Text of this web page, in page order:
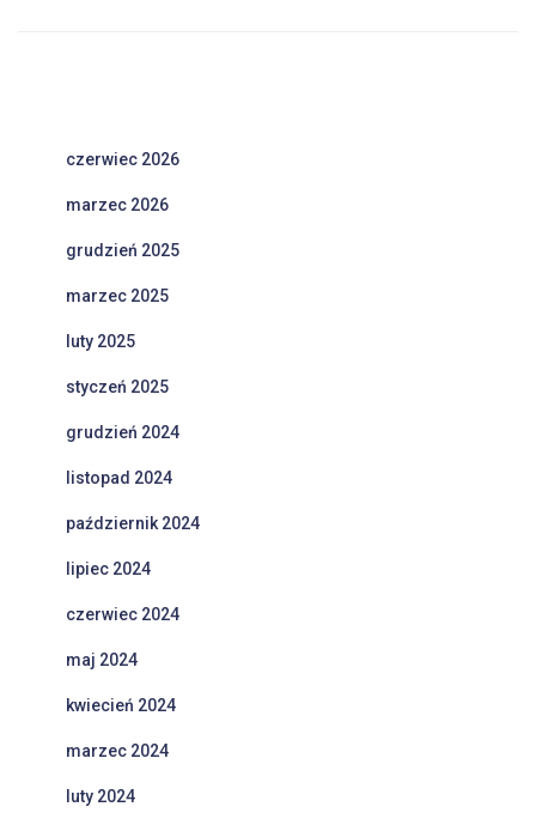
czerwiec 2026
marzec 2026
grudzień 2025
marzec 2025
luty 2025
styczeń 2025
grudzień 2024
listopad 2024
październik 2024
lipiec 2024
czerwiec 2024
maj 2024
kwiecień 2024
marzec 2024
luty 2024